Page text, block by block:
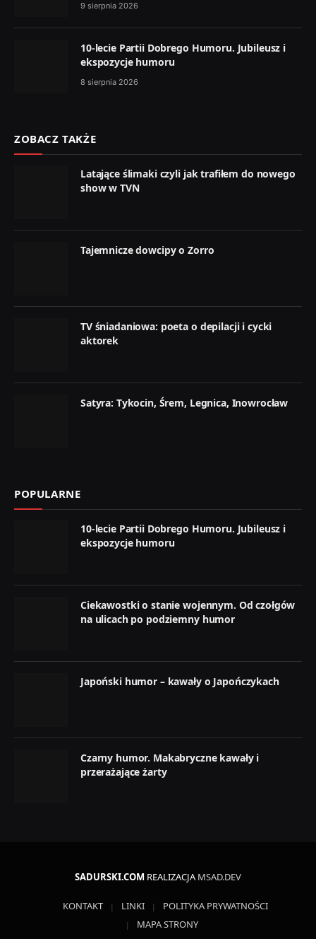
9 sierpnia 2026
10-lecie Partii Dobrego Humoru. Jubileusz i
ekspozycje humoru
8 sierpnia 2026
ZOBACZ TAKŻE
Latające ślimaki czyli jak trafiłem do nowego
show w TVN
Tajemnicze dowcipy o Zorro
TV śniadaniowa: poeta o depilacji i cycki
aktorek
Satyra: Tykocin, Śrem, Legnica, Inowrocław
POPULARNE
10-lecie Partii Dobrego Humoru. Jubileusz i
ekspozycje humoru
Ciekawostki o stanie wojennym. Od czołgów
na ulicach po podziemny humor
Japoński humor – kawały o Japończykach
Czarny humor. Makabryczne kawały i
przerażające żarty
SADURSKI.COM REALIZACJAMSAD.DEV
KONTAKT LINKI
POLITYKA PRYWATNOŚCI
MAPA STRONY